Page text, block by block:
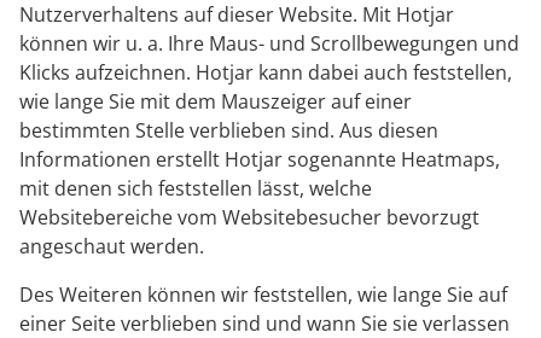
Nutzerverhaltens auf dieser Website. Mit Hotjar
können wir u. a. Ihre Maus- und Scrollbewegungen und
Klicks aufzeichnen. Hotjar kann dabei auch feststellen,
wie lange Sie mit dem Mauszeiger auf einer
bestimmten Stelle verblieben sind. Aus diesen
Informationen erstellt Hotjar sogenannte Heatmaps,
mit denen sich feststellen lässt, welche
Websitebereiche vom Websitebesucher bevorzugt
angeschaut werden.
Des Weiteren können wir feststellen, wie lange Sie auf
einer Seite verblieben sind und wann Sie sie verlassen